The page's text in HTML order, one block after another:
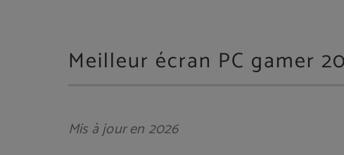
Meilleur écran PC gamer
Mis à jour en 2026